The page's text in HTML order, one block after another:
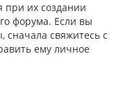
их создании
форума. Если вы
сначала свяжитесь с
ему личное